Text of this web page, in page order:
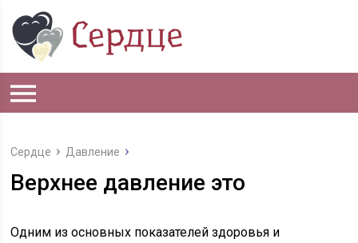
Сердце Давление
Верхнее давление это
Одним из основных показателей здоровья и